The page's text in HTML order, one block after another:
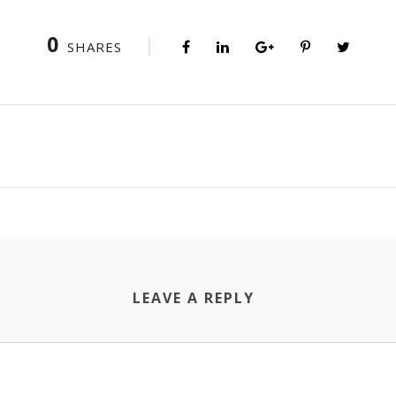
0 SHARES
LEAVE A REPLY